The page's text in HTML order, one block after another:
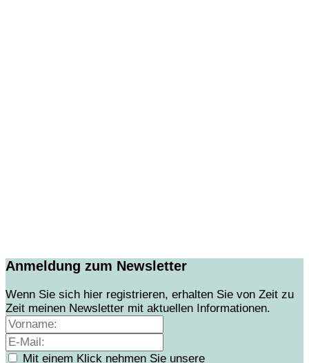
Anmeldung zum Newsletter
Wenn Sie sich hier registrieren, erhalten Sie von Zeit zu
Zeit meinen Newsletter mit aktuellen Informationen.
Mit einem Klick nehmen Sie unsere